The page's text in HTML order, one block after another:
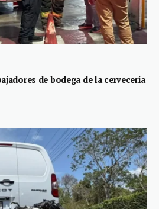
de bodega de la cervecería